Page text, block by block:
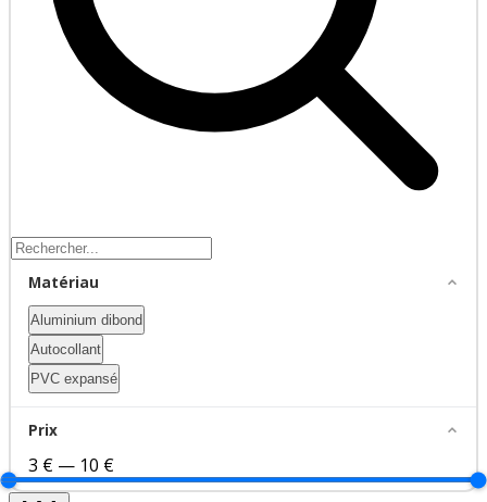
Matériau
Aluminium dibond
Autocollant
PVC expansé
Prix
3 € — 10 €